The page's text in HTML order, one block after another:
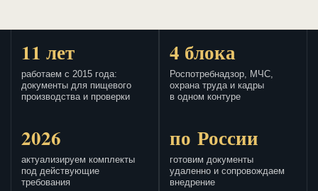
11 лет
работаем с 2015 года:
документы для пищевого
производства и проверки
4 блока
Роспотребнадзор, МЧС,
охрана труда и кадры
в одном контуре
2026
актуализируем комплекты
под действующие
требования
по России
готовим документы
удаленно и сопровождаем
внедрение